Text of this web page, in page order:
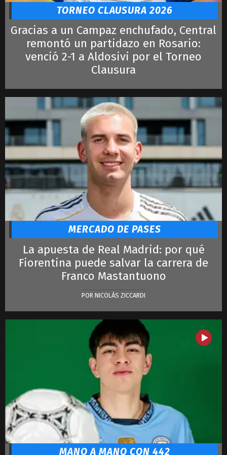
LeBron JamesTORNEO CLAUSURA 2026
Gracias a un Campaz enchufado, Central
remontó un partidazo en Rosario:
venció 2-1 a Aldosivi por el Torneo
Clausura
MERCADO DE PASES
La apuesta de Real Madrid: por qué
Fiorentina puede salvar la carrera de
Franco Mastantuono
POR NICOLÁS ZICCARDI
MANO A MANO CON 442